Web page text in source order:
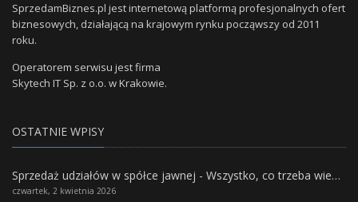
SprzedamBiznes.pl jest internetową platformą profesjonalnych ofert
biznesowych, działającą na krajowym rynku począwszy od 2011
roku.
Operatorem serwisu jest firma
Skytech IT Sp. z o.o. w Krakowie.
OSTATNIE WPISY
Sprzedaż udziałów w spółce jawnej - Wszystko, co trzeba wiedzieć.
czwartek, 2 kwietnia 2026